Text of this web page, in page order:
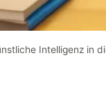
Intelligenz in